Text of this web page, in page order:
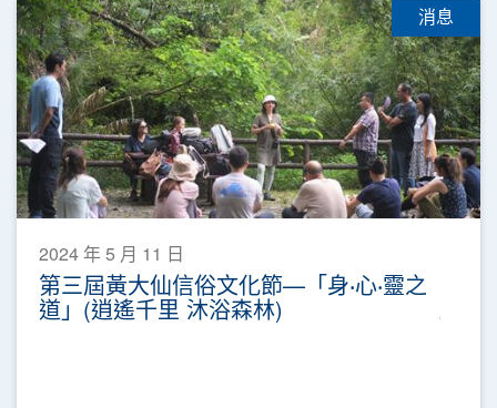
消息
2024 年 5 月 11 日
第三屆黃大仙信俗文化節—「身‧心‧靈之
道」(逍遙千里 沐浴森林)